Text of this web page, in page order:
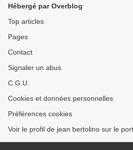
Hébergé par Overblog
Top articles
Pages
Contact
Signaler un abus
C.G.U.
Cookies et données personnelles
Préférences cookies
Voir le profil de jean bertolino sur le